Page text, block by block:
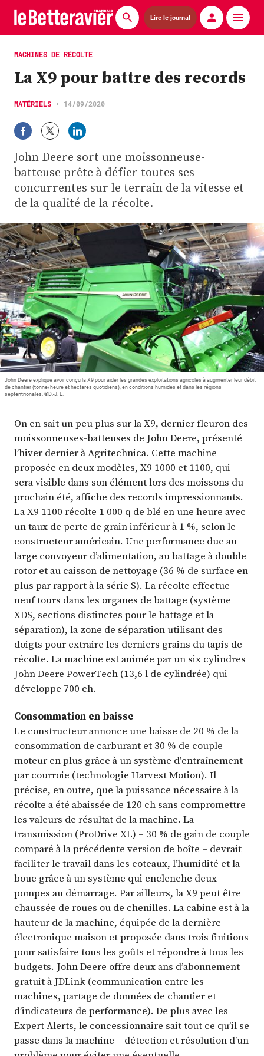
Lire le journal
Actualités
Économie
Agronomie
Matériels
La technique ITB
Pommes de terre
Guides pratiques
Chasse
Plus
Abonnez-vous
MACHINES DE RÉCOLTE
La X9 pour battre des records
MATÉRIELS • 14/09/2020
John Deere sort une moissonneuse-
batteuse prête à défier toutes ses
concurrentes sur le terrain de la vitesse et
de la qualité de la récolte.
John Deere explique avoir conçu la X9 pour aider les grandes exploitations agricoles à augmenter leur débit
de chantier (tonne/heure et hectares quotidiens), en conditions humides et dans les régions
septentrionales. ©D.-J. L.
On en sait un peu plus sur la X9, dernier fleuron des
moissonneuses-batteuses de John Deere, présenté
l’hiver dernier à Agritechnica. Cette machine
proposée en deux modèles, X9 1000 et 1100, qui
sera visible dans son élément lors des moissons du
prochain été, affiche des records impressionnants.
La X9 1100 récolte 1 000 q de blé en une heure avec
un taux de perte de grain inférieur à 1 %, selon le
constructeur américain. Une performance due au
large convoyeur d’alimentation, au battage à double
rotor et au caisson de nettoyage (36 % de surface en
plus par rapport à la série S). La récolte effectue
neuf tours dans les organes de battage (système
XDS, sections distinctes pour le battage et la
séparation), la zone de séparation utilisant des
doigts pour extraire les derniers grains du tapis de
récolte. La machine est animée par un six cylindres
John Deere PowerTech (13,6 l de cylindrée) qui
développe 700 ch.
Consommation en baisse
Le constructeur annonce une baisse de 20 % de la
consommation de carburant et 30 % de couple
moteur en plus grâce à un système d’entraînement
par courroie (technologie Harvest Motion). Il
précise, en outre, que la puissance nécessaire à la
récolte a été abaissée de 120 ch sans compromettre
les valeurs de résultat de la machine. La
transmission (ProDrive XL) – 30 % de gain de couple
comparé à la précédente version de boîte – devrait
faciliter le travail dans les coteaux, l’humidité et la
boue grâce à un système qui enclenche deux
pompes au démarrage. Par ailleurs, la X9 peut être
chaussée de roues ou de chenilles. La cabine est à la
hauteur de la machine, équipée de la dernière
électronique maison et proposée dans trois finitions
pour satisfaire tous les goûts et répondre à tous les
budgets. John Deere offre deux ans d’abonnement
gratuit à JDLink (communication entre les
machines, partage de données de chantier et
d’indicateurs de performance). De plus avec les
Expert Alerts, le concessionnaire sait tout ce qu’il se
passe dans la machine – détection et résolution d’un